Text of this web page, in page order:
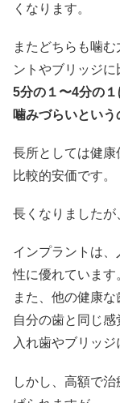
くなります。
またどちらも噛
ントやブリッジに
5分の１〜4分の
噛みづらいという
長所としては健康
比較的安価です。
長くなりましたが
インプラントは
性に優れています
また、他の健康
自分の歯と同じ感
入れ歯やブリッジ
しかし、高額で